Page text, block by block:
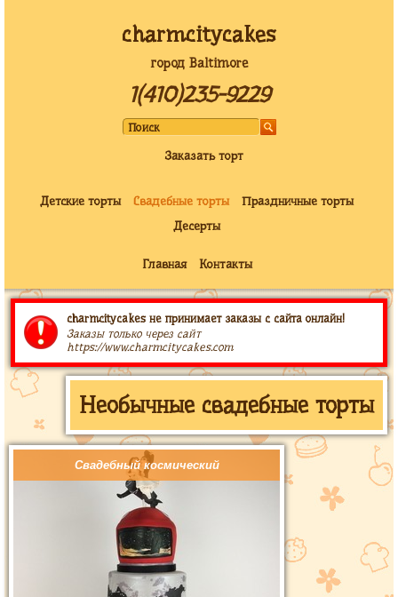
charmcitycakes
город Baltimore
1(410)235-9229
Заказать торт
Детские торты Свадебные торты
Праздничные торты
Десерты
Главная Контакты
charmcitycakes не принимает заказы с сайта онлайн!
Заказы только через сайт
https://www.charmcitycakes.com
Необычные свадебные торты
Свадебный космический